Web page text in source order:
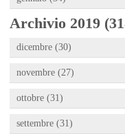
Archivio 2019
dicembre (30)
novembre (27)
ottobre (31)
settembre (31)